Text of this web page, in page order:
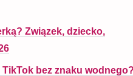
Związek, dziecko,
bez znaku